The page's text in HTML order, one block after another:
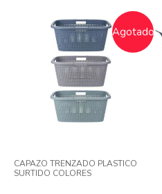
Agotado
CAPAZO TRENZADO PLASTICO
SURTIDO COLORES